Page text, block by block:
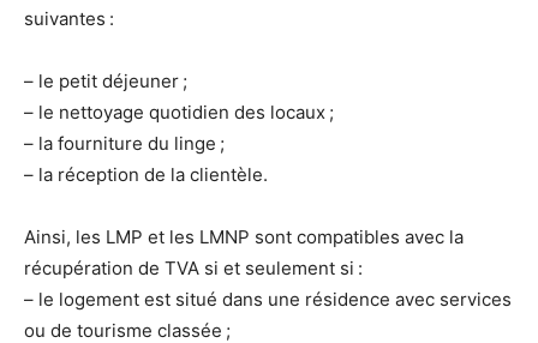
suivantes :
– le petit déjeuner ;
– le nettoyage quotidien des locaux ;
– la fourniture du linge ;
– la réception de la clientèle.
Ainsi, les LMP et les LMNP sont compatibles avec la
récupération de TVA si et seulement si :
– le logement est situé dans une résidence avec services
ou de tourisme classée ;